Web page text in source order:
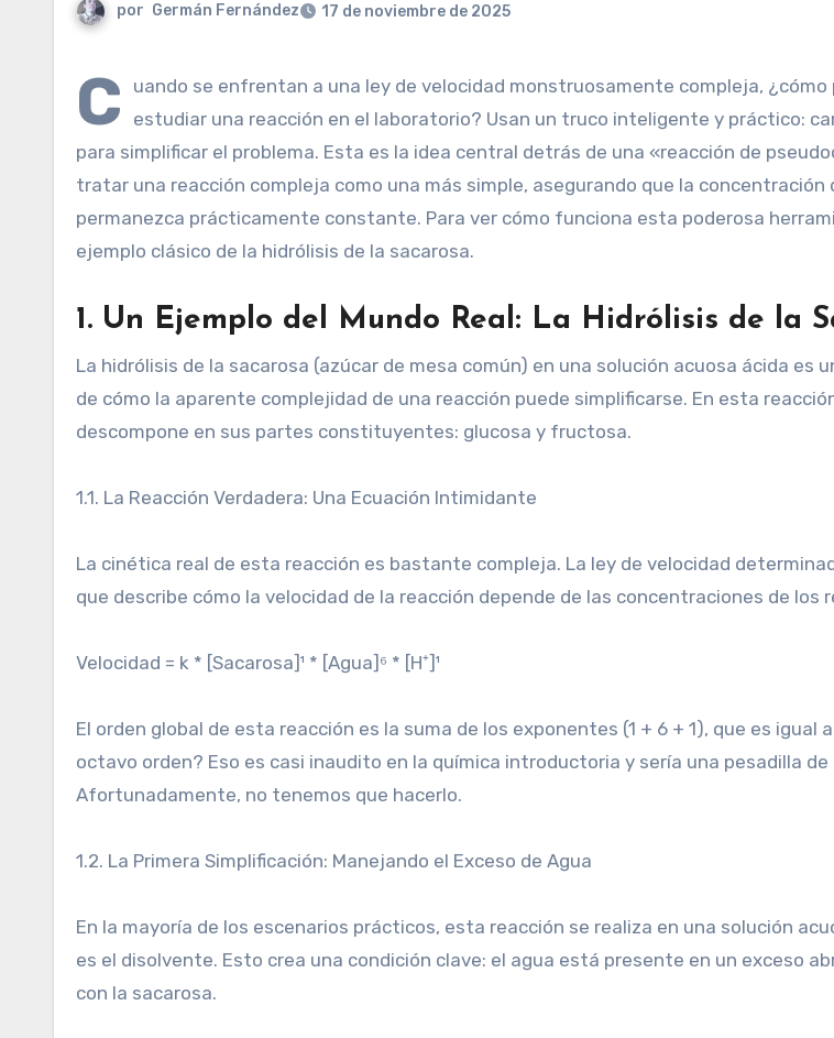
por Germán Fernández 17 de noviembre de 2025
C
uando se enfrentan a una ley de velocidad monstruosamente compleja, ¿cómo
estudiar una reacción en el laboratorio? Usan un truco inteligente y práctico:
para simplificar el problema. Esta es la idea central detrás de una «reacción de
tratar una reacción compleja como una más simple, asegurando que la concentración
permanezca prácticamente constante. Para ver cómo funciona esta poderosa
ejemplo clásico de la hidrólisis de la sacarosa.
1. Un Ejemplo del Mundo Real: La Hidrólisis de la
La hidrólisis de la sacarosa (azúcar de mesa común) en una solución acuosa ácida es
de cómo la aparente complejidad de una reacción puede simplificarse. En esta
descompone en sus partes constituyentes: glucosa y fructosa.
1.1. La Reacción Verdadera: Una Ecuación Intimidante
La cinética real de esta reacción es bastante compleja. La ley de velocidad
que describe cómo la velocidad de la reacción depende de las concentraciones de los
Velocidad = k * [Sacarosa]¹ * [Agua]⁶ * [H⁺]¹
El orden global de esta reacción es la suma de los exponentes (1 + 6 + 1), que es igual
octavo orden? Eso es casi inaudito en la química introductoria y sería una pesadilla
Afortunadamente, no tenemos que hacerlo.
1.2. La Primera Simplificación: Manejando el Exceso de Agua
En la mayoría de los escenarios prácticos, esta reacción se realiza en una solución
es el disolvente. Esto crea una condición clave: el agua está presente en un exceso
con la sacarosa.